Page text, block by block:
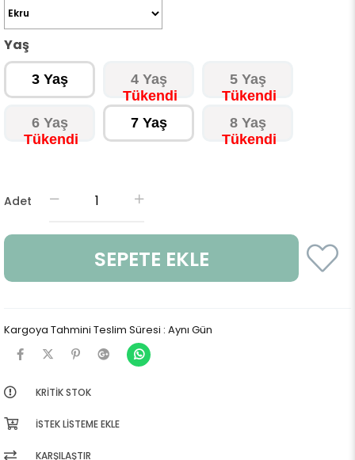
Yaş
3 Yaş 4 Yaş 5 Yaş
6 Yaş 7 Yaş 8 Yaş
Adet
Kargoya Tahmini Teslim Süresi : Aynı Gün
KRITIK STOK
İSTEK LISTEME EKLE
KARŞILAŞTIR